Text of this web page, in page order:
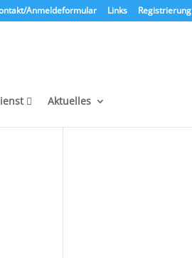
Anmeldeformular Links Registrierung
Aktuelles